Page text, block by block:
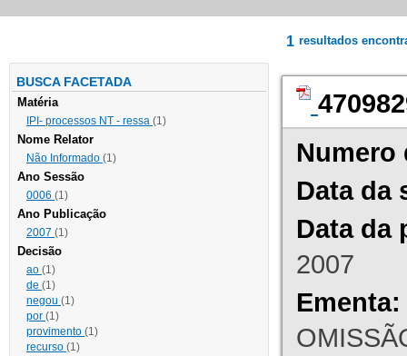
BUSCA FACETADA
Matéria
IPI- processos NT - ressa (1)
Nome Relator
Não Informado (1)
Ano Sessão
0006 (1)
Ano Publicação
2007 (1)
Decisão
ao (1)
de (1)
negou (1)
por (1)
provimento (1)
recurso (1)
1 resultados
Numero
Data da
Data da
2007
Ementa: